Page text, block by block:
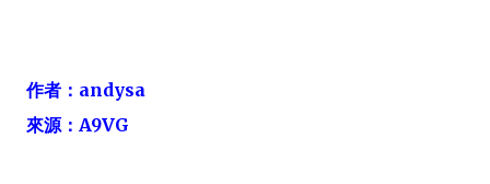
作者：andysa
來源：A9VG